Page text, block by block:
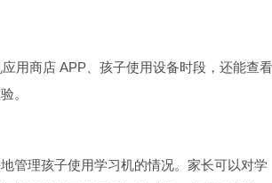
用商店 APP、孩子使用设备时段，还能查看
。
管理孩子使用学习机的情况。家长可以对学